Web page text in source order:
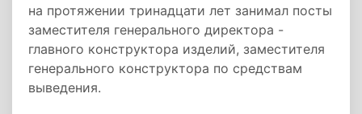
на протяжении тринадцати лет занимал посты
заместителя генерального директора -
главного конструктора изделий, заместителя
генерального конструктора по средствам
выведения.